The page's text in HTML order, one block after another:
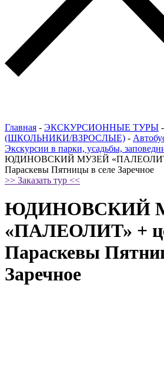
Главная - ЭКСКУРСИОННЫЕ ТУРЫ -
(ШКОЛЬНИКИ/ВЗРОСЛЫЕ) -
Экскурсии в парки, усадьбы,
ЮДИНОВСКИЙ МУЗЕЙ «ПАЛЕОЛИТ»
Параскевы Пятницы в селе Заречное
>> Заказать тур <<
ЮДИНОВСКИЙ
«ПАЛЕОЛИТ» +
Параскевы
Заречное